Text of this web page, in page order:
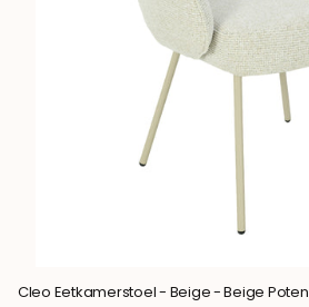
Cleo Eetkamerstoel - Beige - Beige Poten